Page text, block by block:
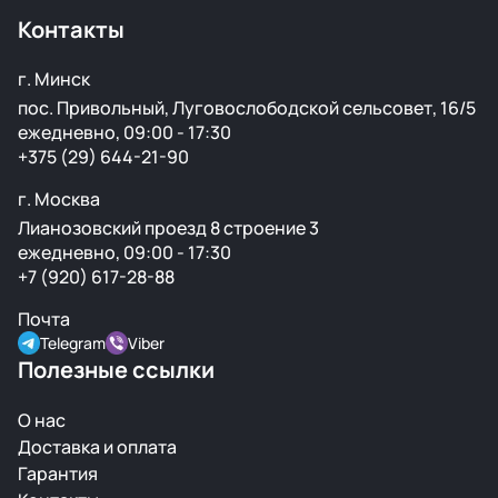
Контакты
г. Минск
пос. Привольный, Луговослободской сельсовет, 16/5
ежедневно, 09:00 - 17:30
+375 (29) 644-21-90
г. Москва
Лианозовский проезд 8 строение 3
ежедневно, 09:00 - 17:30
+7 (920) 617-28-88
Почта
Telegram Viber
Полезные ссылки
О нас
Доставка и оплата
Гарантия